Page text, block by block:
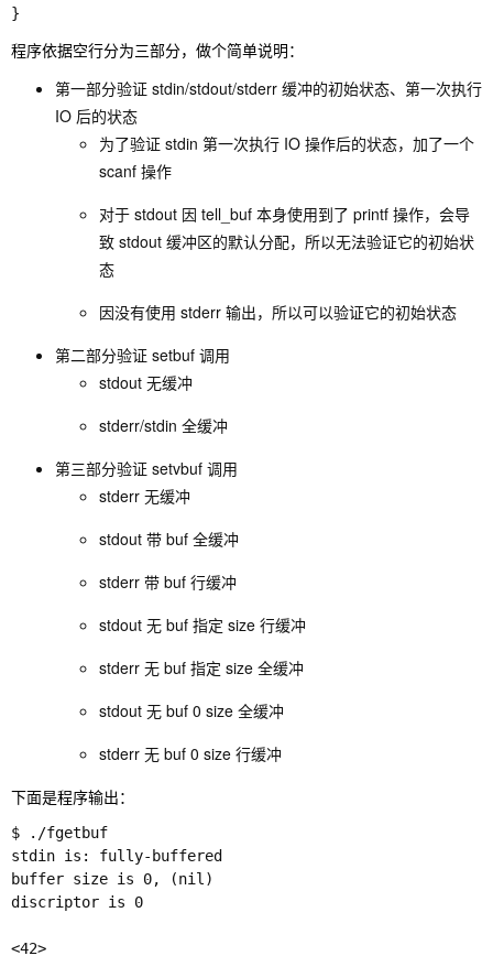
}
程序依据空行分为三部分，做个简单说明：
第一部分验证 stdin/stdout/stderr 缓冲的初始状态、第一次执行
IO 后的状态
为了验证 stdin 第一次执行 IO 操作后的状态，加了一个
scanf 操作
对于 stdout 因 tell_buf 本身使用到了 printf 操作，会导
致 stdout 缓冲区的默认分配，所以无法验证它的初始状
态
因没有使用 stderr 输出，所以可以验证它的初始状态
第二部分验证 setbuf 调用
stdout 无缓冲
stderr/stdin 全缓冲
第三部分验证 setvbuf 调用
stderr 无缓冲
stdout 带 buf 全缓冲
stderr 带 buf 行缓冲
stdout 无 buf 指定 size 行缓冲
stderr 无 buf 指定 size 全缓冲
stdout 无 buf 0 size 全缓冲
stderr 无 buf 0 size 行缓冲
下面是程序输出：
$ ./fgetbuf
stdin is: fully-buffered
buffer size is 0, (nil)
discriptor is 0
<42>